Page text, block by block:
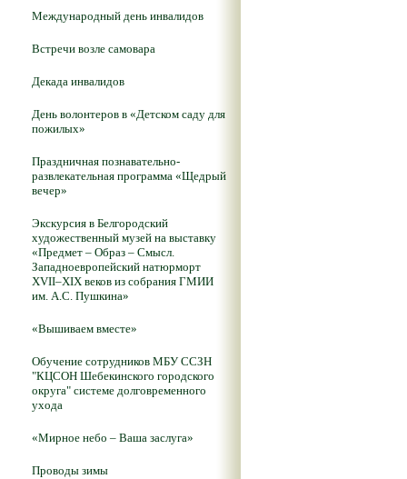
Международный день инвалидов
Встречи возле самовара
Декада инвалидов
День волонтеров в «Детском саду для
пожилых»
Праздничная познавательно-
развлекательная программа «Щедрый
вечер»
Экскурсия в Белгородский
художественный музей на выставку
«Предмет – Образ – Смысл.
Западноевропейский натюрморт
XVII–XIX веков из собрания ГМИИ
им. А.С. Пушкина»
«Вышиваем вместе»
Обучение сотрудников МБУ ССЗН
"КЦСОН Шебекинского городского
округа" системе долговременного
ухода
«Мирное небо – Ваша заслуга»
Проводы зимы